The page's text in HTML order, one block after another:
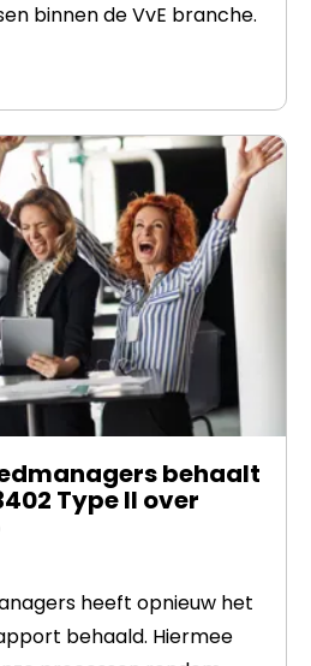
binnen de VvE branche.
behaalt
Type II over
heeft opnieuw het
behaald. Hiermee